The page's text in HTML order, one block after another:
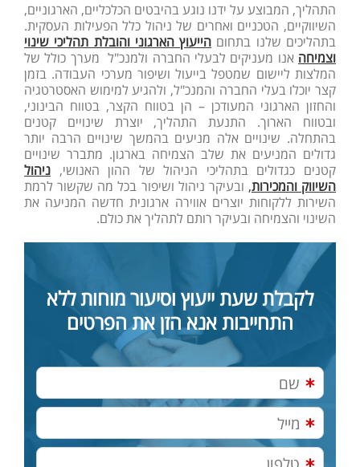
התהליך, המבוצע על ידנו נוגע בהיבטים הכלכליים, הארגוניים,
השיווקיים, הטכניים ואחרים של ניהול כלל הפעילות העסקית.
בתהליכים שלנו בתחום הייעוץ הארגוני והובלת תהליכי שינוי
וצמיחה אנו מעניקים לבעלי החברה ולמנכ"ל מערך כולל של
המלצות ליישום שמטפל בייעול ושיפור מערכי העבודה. בזמן
קצר יוכלו בעלי החברה והמנכ"ל, ולהגיע למימוש האסטרטגיה
והחזון הארגוני המעודכן – הן בטווח הקצר, בטווח הבינוני,
ובטווח הארוך. התנעת התהליך, יוצרת שינויים קטנים
בהתחלה. שינויים אלה מניעים בהמשך שינויים הרבה יותר
גדולים המניעים את שלב הצמיחה בארגון. מתברר שינויים
קטנים כגדולים בתהליכי הניהול של ההון האנושי, ניהול
השיווק והמכירות, ובעיקר ניהול ושיפור בכל מה שקשור לרמת
השירות ללקוחות יוצרים אווירה ארגונית חדשה המניעה את
השינוי והצמיחה ובעיקר רותם לתהליך את כולם.
לקבלת שעת ייעוץ וסיעור מוחות ללא
התחייבות אנא הזן את הפרטים